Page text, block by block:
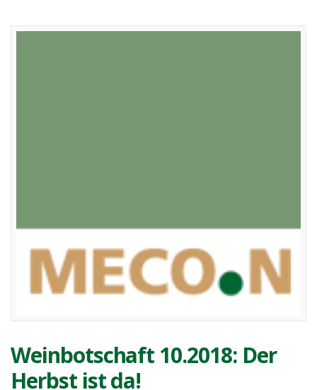
Weinbotschaft 10.2018: Der
Herbst ist da!